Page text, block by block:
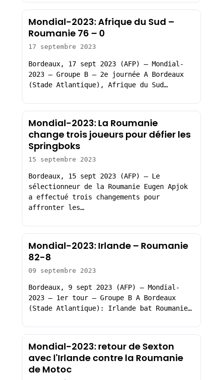
Mondial-2023: Afrique du Sud –
Roumanie 76 – 0
17 septembre 2023
Bordeaux, 17 sept 2023 (AFP) – Mondial-
2023 – Groupe B – 2e journée A Bordeaux
(Stade Atlantique), Afrique du Sud…
Mondial-2023: La Roumanie
change trois joueurs pour défier les
Springboks
15 septembre 2023
Bordeaux, 15 sept 2023 (AFP) – Le
sélectionneur de la Roumanie Eugen Apjok
a effectué trois changements pour
affronter les…
Mondial-2023: Irlande – Roumanie
82-8
09 septembre 2023
Bordeaux, 9 sept 2023 (AFP) – Mondial-
2023 – 1er tour – Groupe B A Bordeaux
(Stade Atlantique): Irlande bat Roumanie…
Mondial-2023: retour de Sexton
avec l'Irlande contre la Roumanie
de Motoc